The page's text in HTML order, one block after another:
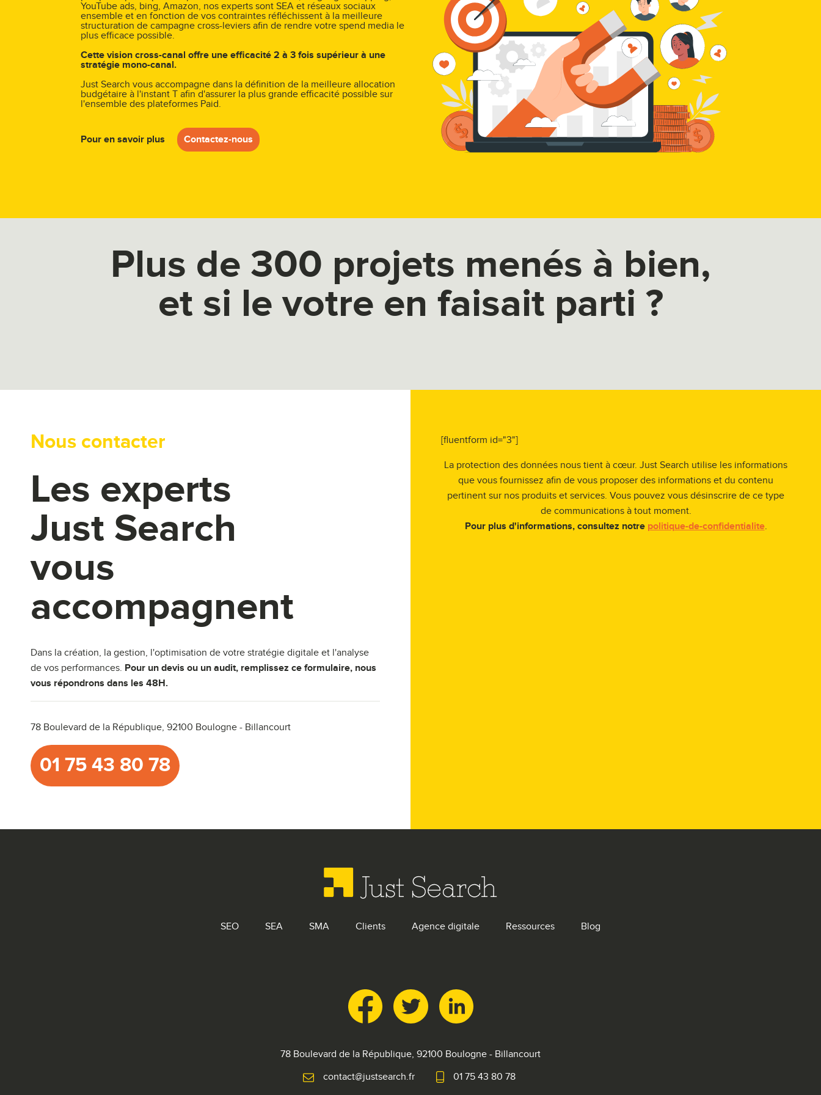
YouTube ads, bing, Amazon, nos experts sont SEA et réseaux sociaux
ensemble et en fonction de vos contraintes réfléchissent à la meilleure
structuration de campagne cross-leviers afin de rendre votre spend media le
plus efficace possible.
Cette vision cross-canal offre une efficacité 2 à 3 fois supérieur à une
stratégie mono-canal.
Just Search vous accompagne dans la définition de la meilleure allocation
budgétaire à l'instant T afin d'assurer la plus grande efficacité possible sur
l'ensemble des plateformes Paid.
Pour en savoir plus Contactez-nous
Plus de 300 projets menés à bien,
et si le votre en faisait parti ?
Nous contacter
Les experts
Just Search
vous
accompagnent
Dans la création, la gestion, l'optimisation de votre stratégie digitale et l'analyse
de vos performances. Pour un devis ou un audit, remplissez ce formulaire, nous
vous répondrons dans les 48H.
78 Boulevard de la République, 92100 Boulogne - Billancourt
01 75 43 80 78
[fluentform id="3"]
La protection des données nous tient à cœur. Just Search utilise les informations
que vous fournissez afin de vous proposer des informations et du contenu
pertinent sur nos produits et services. Vous pouvez vous désinscrire de ce type
de communications à tout moment.
Pour plus d'informations, consultez notre politique-de-confidentialite.
SEO SEA SMA Clients Agence digitale Ressources Blog
78 Boulevard de la République, 92100 Boulogne - Billancourt
contact@justsearch.fr
01 75 43 80 78